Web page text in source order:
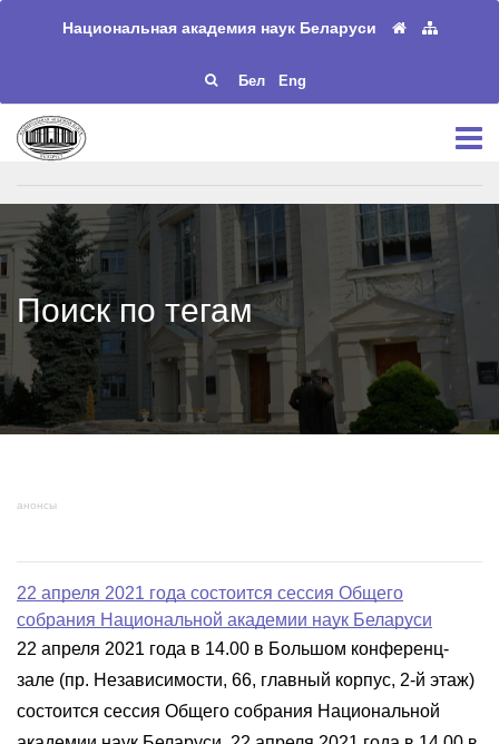
Национальная академия наук Беларуси
Бел Eng
Поиск по тегам
анонсы
22 апреля 2021 года состоится сессия Общего
собрания Национальной академии наук Беларуси
22 апреля 2021 года в 14.00 в Большом конференц-
зале (пр. Независимости, 66, главный корпус, 2-й этаж)
состоится сессия Общего собрания Национальной